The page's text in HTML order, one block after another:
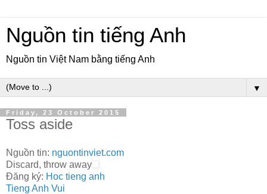
Nguồn tin tiếng Anh
Nguồn tin Việt Nam bằng tiếng Anh
▼
Friday, 23 October 2015
Toss aside
Nguồn tin: nguontinviet.com
Discard, throw away
Đăng ký: Hoc tieng anh
Tieng Anh Vui